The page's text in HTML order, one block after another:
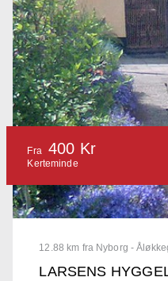
12.88 km fra Nyborg -
LARSENS
Fra 400 Kr
Kerteminde